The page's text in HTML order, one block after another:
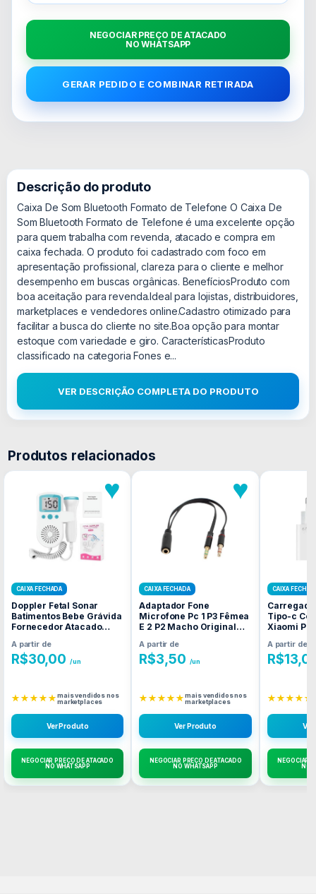
NEGOCIAR PREÇO DE ATACADO
NO WHATSAPP
GERAR PEDIDO E COMBINAR RETIRADA
Descrição do produto
Caixa De Som Bluetooth Formato de Telefone O Caixa De
Som Bluetooth Formato de Telefone é uma excelente opção
para quem trabalha com revenda, atacado e compra em
caixa fechada. O produto foi cadastrado com foco em
apresentação profissional, clareza para o cliente e melhor
desempenho em buscas orgânicas. BenefíciosProduto com
boa aceitação para revenda.Ideal para lojistas, distribuidores,
marketplaces e vendedores online.Cadastro otimizado para
facilitar a busca do cliente no site.Boa opção para montar
estoque com variedade e giro. CaracterísticasProduto
classificado na categoria Fones e...
VER DESCRIÇÃO COMPLETA DO PRODUTO
Produtos relacionados
♥
CAIXA FECHADA
Doppler Fetal Sonar
Batimentos Bebe Grávida
Fornecedor Atacado
A partir de
R$30,00 /un
★★★★★mais vendidos nos
marketplaces
Ver Produto
NEGOCIAR PREÇO DE ATACADO
NO WHATSAPP
♥
CAIXA FECHADA
Adaptador Fone
Microfone Pc 1 P3 Fêmea
E 2 P2 Macho Original
Caixa Fechada
A partir de
R$3,50 /un
★★★★★mais vendidos nos
marketplaces
Ver Produto
NEGOCIAR PREÇO DE ATACADO
NO WHATSAPP
CAIXA
Tipo-c
Xiaomi
Caixa
A partir de
R$
★★★★★
NEGOCIAR
NO